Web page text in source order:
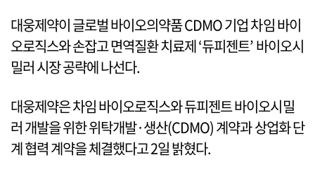
대웅제약이 글로벌 바이오의약품 CDMO 기업 차임 바이
오로직스와 손잡고 면역질환 치료제 ‘듀피젠트’ 바이오시
밀러 시장 공략에 나선다.
대웅제약은 차임 바이오로직스와 듀피젠트 바이오시밀
러 개발을 위한 위탁개발·생산(CDMO) 계약과 상업화 단
계 협력 계약을 체결했다고 2일 밝혔다.